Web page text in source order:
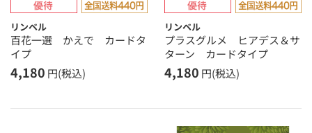
リンベル
百花一選 かえで カードタ
イプ
4,180 円(税込)
リンベル
プラスグルメ ヒアデス＆サ
ターン カードタイプ
4,180 円(税込)